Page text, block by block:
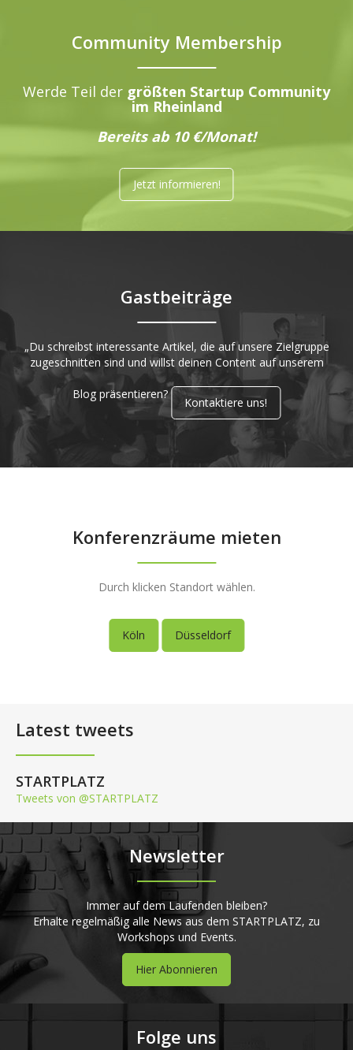
Community Membership
Werde Teil der größten Startup Community
im Rheinland
Bereits ab 10 €/Monat!
Jetzt informieren!
Gastbeiträge
„Du schreibst interessante Artikel, die auf unsere Zielgruppe
zugeschnitten sind und willst deinen Content auf unserem
Blog präsentieren?
Kontaktiere uns!
Konferenzräume mieten
Durch klicken Standort wählen.
Köln Düsseldorf
Latest tweets
STARTPLATZ
Tweets von @STARTPLATZ
Newsletter
Immer auf dem Laufenden bleiben?
Erhalte regelmäßig alle News aus dem STARTPLATZ, zu
Workshops und Events.
Hier Abonnieren
Folge uns